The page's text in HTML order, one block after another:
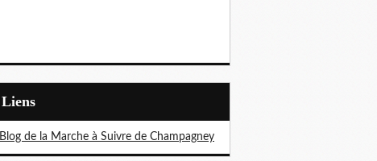
Liens
Blog de la Marche à Suivre de Champagney